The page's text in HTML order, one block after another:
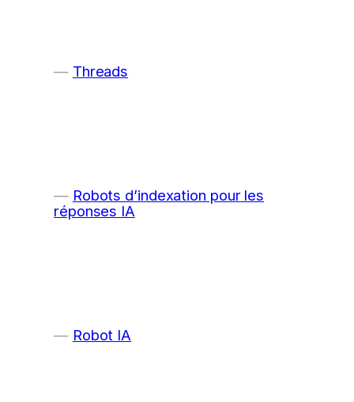
Threads
Robots d’indexation pour les
réponses IA
Robot IA